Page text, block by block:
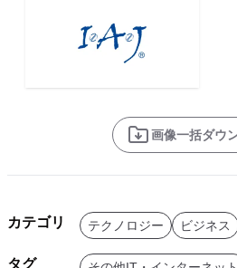
画像一括ダウ
カテゴリ テクノロジー ビジネス
タグ